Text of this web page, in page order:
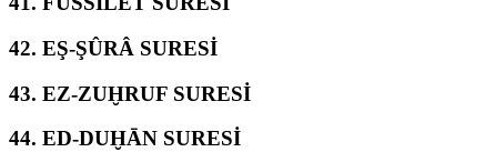
42. EŞ-ŞÛRÂ SURESİ
43. EZ-ZUḪRUF SURESİ
44. ED-DUḪĀN SURESİ